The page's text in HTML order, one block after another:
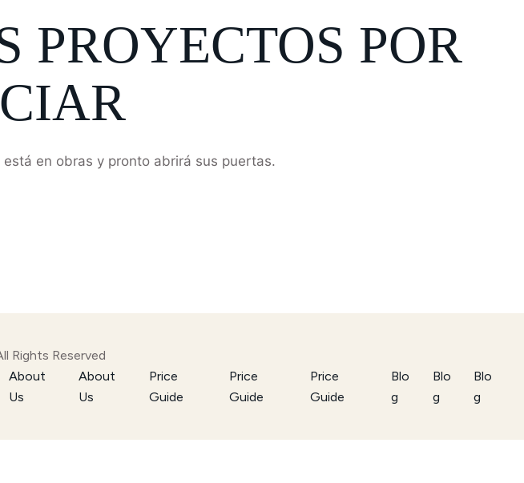
PROYECTOS POR
en obras y pronto abrirá sus puertas.
Rights Reserved
About
Us
About
Us
Price
Guide
Price
Guide
Price
Guide
Blo
g
Blo
g
Blo
g